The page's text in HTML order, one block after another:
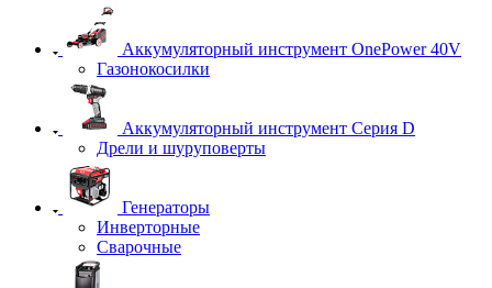
Аккумуляторный инструмент OnePower 40V
Газонокосилки
Аккумуляторный инструмент Серия D
Дрели и шуруповерты
Генераторы
Инверторные
Сварочные